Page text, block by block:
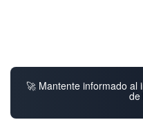
🚀 Mantente informado al
de